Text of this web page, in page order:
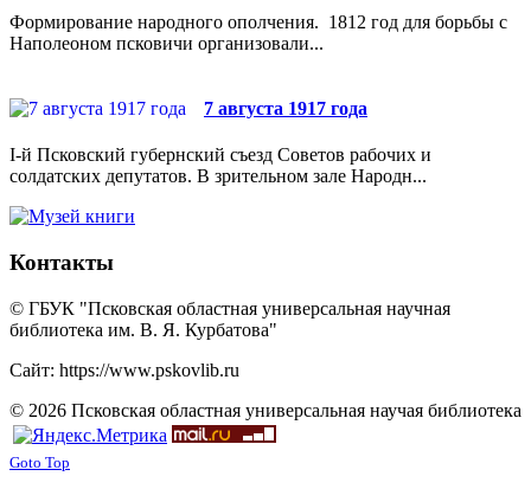
Формирование народного ополчения. 1812 год для борьбы с
Наполеоном псковичи организовали...
7 августа 1917 года
I-й Псковский губернский съезд Советов рабочих и
солдатских депутатов. В зрительном зале Народн...
Контакты
© ГБУК "Псковская областная универсальная научная
библиотека им. В. Я. Курбатова"
Сайт: https://www.pskovlib.ru
© 2026 Псковская областная универсальная научая библиотека
Goto Top